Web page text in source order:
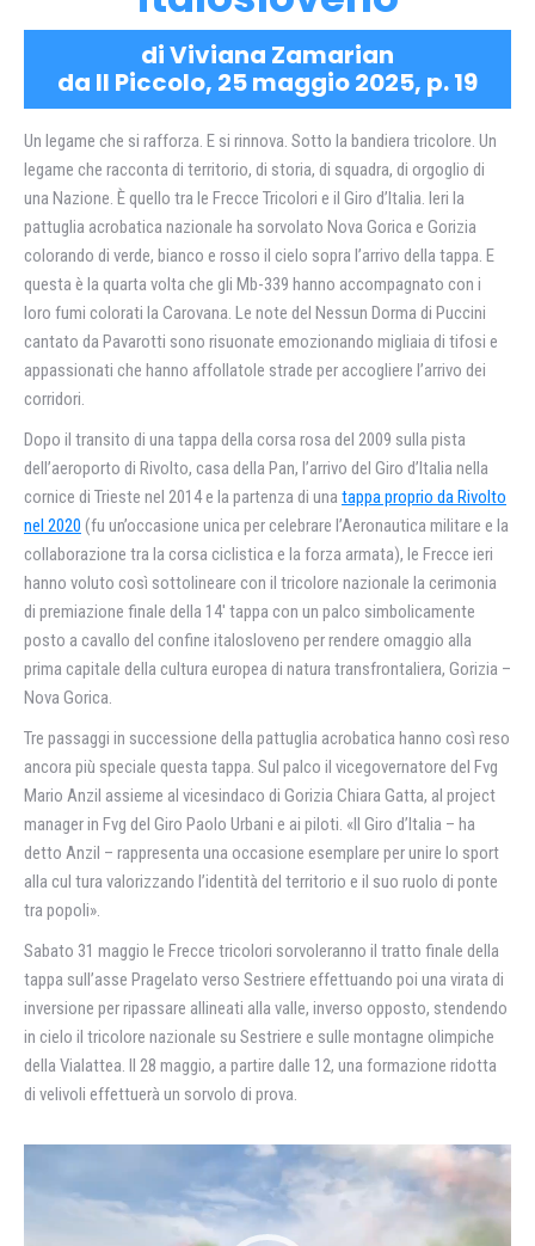
di Viviana Zamarian
da Il Piccolo, 25 maggio 2025, p. 19
Un legame che si rafforza. E si rinnova. Sotto la bandiera tricolore. Un
legame che racconta di territorio, di storia, di squadra, di orgoglio di
una Nazione. È quello tra le Frecce Tricolori e il Giro d’Italia. Ieri la
pattuglia acrobatica nazionale ha sorvolato Nova Gorica e Gorizia
colorando di verde, bianco e rosso il cielo sopra l’arrivo della tappa. E
questa è la quarta volta che gli Mb-339 hanno accompagnato con i
loro fumi colorati la Carovana. Le note del Nessun Dorma di Puccini
cantato da Pavarotti sono risuonate emozionando migliaia di tifosi e
appassionati che hanno affollatole strade per accogliere l’arrivo dei
corridori.
Dopo il transito di una tappa della corsa rosa del 2009 sulla pista
dell’aeroporto di Rivolto, casa della Pan, l’arrivo del Giro d’Italia nella
cornice di Trieste nel 2014 e la partenza di una tappa proprio da Rivolto
nel 2020 (fu un’occasione unica per celebrare l’Aeronautica militare e la
collaborazione tra la corsa ciclistica e la forza armata), le Frecce ieri
hanno voluto così sottolineare con il tricolore nazionale la cerimonia
di premiazione finale della 14′ tappa con un palco simbolicamente
posto a cavallo del confine italosloveno per rendere omaggio alla
prima capitale della cultura europea di natura transfrontaliera, Gorizia –
Nova Gorica.
Tre passaggi in successione della pattuglia acrobatica hanno così reso
ancora più speciale questa tappa. Sul palco il vicegovernatore del Fvg
Mario Anzil assieme al vicesindaco di Gorizia Chiara Gatta, al project
manager in Fvg del Giro Paolo Urbani e ai piloti. «Il Giro d’Italia – ha
detto Anzil – rappresenta una occasione esemplare per unire lo sport
alla cul tura valorizzando l’identità del territorio e il suo ruolo di ponte
tra popoli».
Sabato 31 maggio le Frecce tricolori sorvoleranno il tratto finale della
tappa sull’asse Pragelato verso Sestriere effettuando poi una virata di
inversione per ripassare allineati alla valle, inverso opposto, stendendo
in cielo il tricolore nazionale su Sestriere e sulle montagne olimpiche
della Vialattea. Il 28 maggio, a partire dalle 12, una formazione ridotta
di velivoli effettuerà un sorvolo di prova.
Video
Player